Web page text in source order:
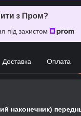
з Пром?
під захистом
Доставка Оплата
наконечник)